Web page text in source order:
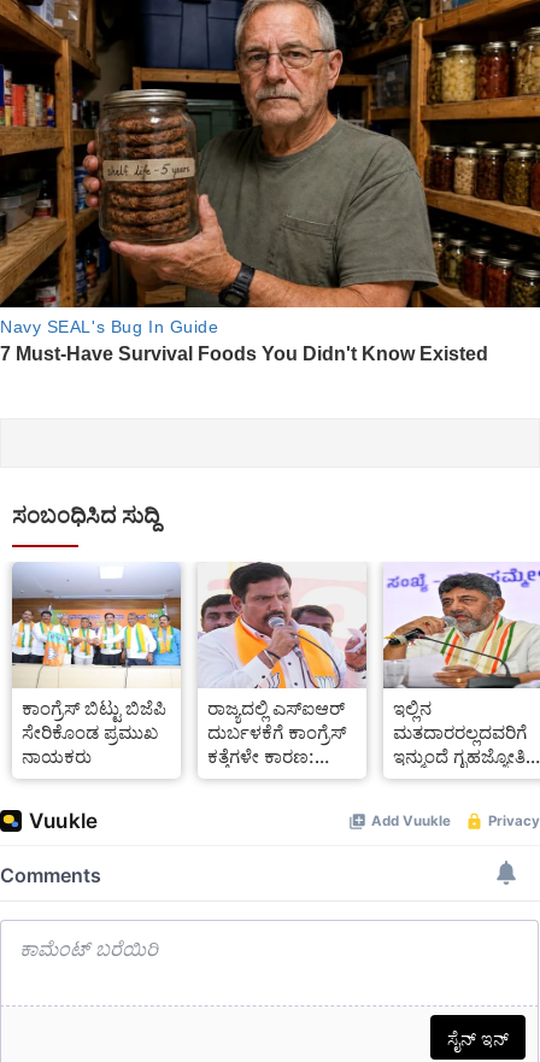
ಸಂಬಂಧಿಸಿದ ಸುದ್ದಿ
ಕಾಂಗ್ರೆಸ್ ಬಿಟ್ಟು ಬಿಜೆಪಿ
ಸೇರಿಕೊಂಡ ಪ್ರಮುಖ
ನಾಯಕರು
ರಾಜ್ಯದಲ್ಲಿ ಎಸ್‍ಐಆರ್
ದುರ್ಬಳಕೆಗೆ ಕಾಂಗ್ರೆಸ್
ಕತ್ತೆಗಳೇ ಕಾರಣ:
ವಿಜಯೇಂದ್ರ
ಇಲ್ಲಿನ
ಮತದಾರರಲ್ಲದವರಿಗೆ
ಇನ್ಮುಂದೆ ಗೃಹಜ್ಯೋತಿ
ಸೌಲಭ್ಯ ಕಟ್: ಡಿಕೆ